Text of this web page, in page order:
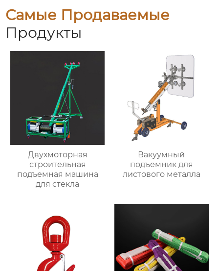
Самые Продаваемые
Продукты
Двухмоторная
строительная
подъемная машина
для стекла
Вакуумный
подъемник для
листового металла